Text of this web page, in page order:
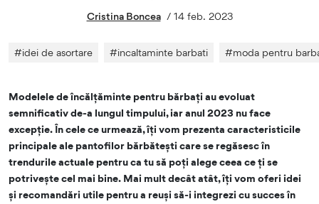
Cristina Boncea / 14 feb. 2023
#idei de asortare #incaltaminte barbati #moda pentru
Modelele de încălțăminte pentru bărbați au evoluat
semnificativ de-a lungul timpului, iar anul 2023 nu face
excepție. În cele ce urmează, îți vom prezenta caracteristicile
principale ale pantofilor bărbătești care se regăsesc în
trendurile actuale pentru ca tu să poți alege ceea ce ți se
potrivește cel mai bine. Mai mult decât atât, îți vom oferi idei
și recomandări utile pentru a reuși să-i integrezi cu succes în